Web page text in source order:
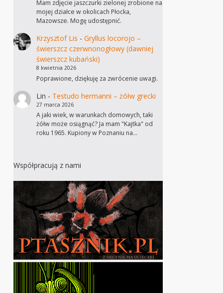
Mam zdjęcie jaszczurki zielonej zrobione na
mojej działce w okolicach Płocka,
Mazowsze. Mogę udostępnić.
Krzysztof Lis - Gryllus locorojo –
świerszcz czerwnonogłowy (dawniej
świerszcz kubański)
8 kwietnia 2026
Poprawione, dziękuję za zwrócenie uwagi.
Lin - Testudo hermanni – żółw grecki
27 marca 2026
A jaki wiek, w warunkach domowych, taki
żółw może osiągnąć? Ja mam "Kajtka" od
roku 1965. Kupiony w Poznaniu na…
Współpracują z nami